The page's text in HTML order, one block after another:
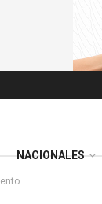
NACIONALES